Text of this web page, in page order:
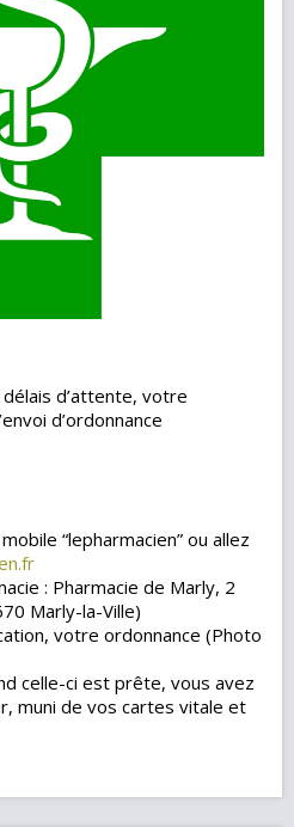
d’attente, votre
d’ordonnance
“lepharmacien” ou allez
: Pharmacie de Marly, 2
Marly-la-Ville)
votre ordonnance (Photo
celle-ci est prête, vous avez
muni de vos cartes vitale et